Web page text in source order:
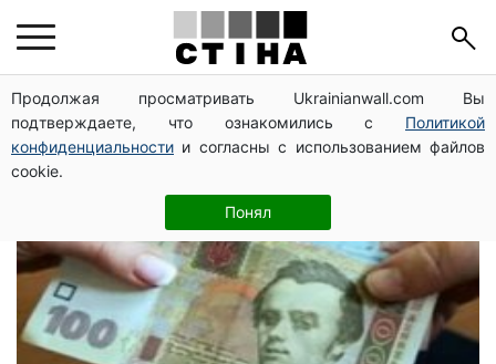
Продолжая просматривать Ukrainianwall.com Вы
подтверждаете, что ознакомились с Политикой
конфиденциальности и согласны с использованием файлов
cookie.
Понял
индексация